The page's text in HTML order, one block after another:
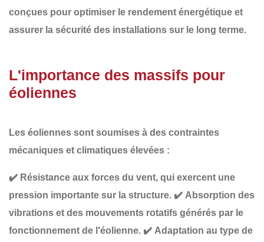
conçues pour optimiser le rendement énergétique et
assurer la sécurité des installations sur le long terme.
L'importance des massifs pour
éoliennes
Les éoliennes sont soumises à des contraintes
mécaniques et climatiques élevées :
✔️ Résistance aux forces du vent, qui exercent une
pression importante sur la structure. ✔️ Absorption des
vibrations et des mouvements rotatifs générés par le
fonctionnement de l'éolienne. ✔️ Adaptation au type de